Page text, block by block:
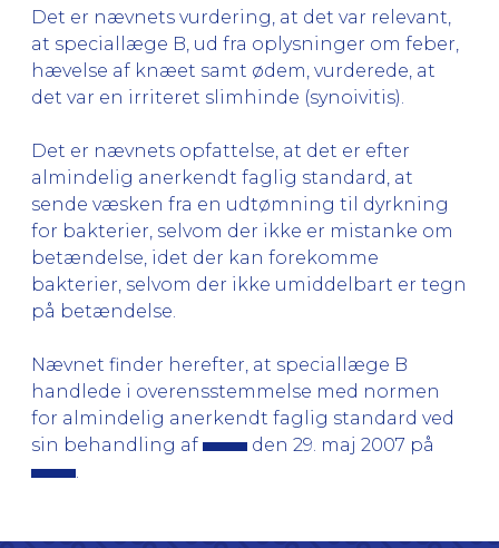
Det er nævnets vurdering, at det var relevant,
at speciallæge B, ud fra oplysninger om feber,
hævelse af knæet samt ødem, vurderede, at
det var en irriteret slimhinde (synoivitis).
Det er nævnets opfattelse, at det er efter
almindelig anerkendt faglig standard, at
sende væsken fra en udtømning til dyrkning
for bakterier, selvom der ikke er mistanke om
betændelse, idet der kan forekomme
bakterier, selvom der ikke umiddelbart er tegn
på betændelse.
Nævnet finder herefter, at speciallæge B
handlede i overensstemmelse med normen
for almindelig anerkendt faglig standard ved
sin behandling af
den 29. maj 2007 på